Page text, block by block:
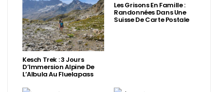
Kesch Trek : 3 Jours
D’Immersion Alpine De
L’Albula Au Fluelapass
Les Grisons En Famille :
Randonnées Dans Une
Suisse De Carte Postale